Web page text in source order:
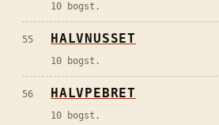
10 bogst.
55 HALVNUSSET
10 bogst.
56 HALVPEBRET
10 bogst.